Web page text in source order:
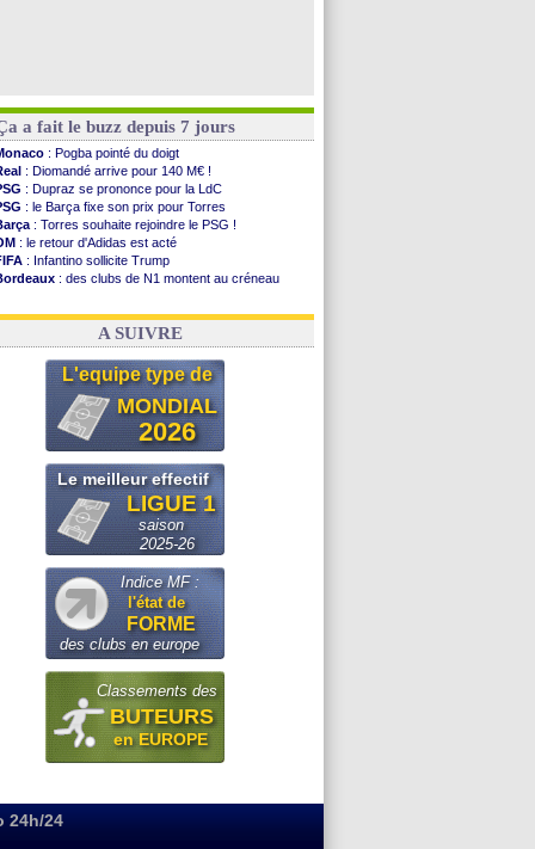
a fait le buzz depuis 7 jours
: Pogba pointé du doigt
: Diomandé arrive pour 140 M€ !
: Dupraz se prononce pour la LdC
: le Barça fixe son prix pour Torres
: Torres souhaite rejoindre le PSG !
: le retour d'Adidas est acté
: Infantino sollicite Trump
: des clubs de N1 montent au créneau
: le démenti de Leipzig pour Diomandé
A SUIVRE
L'equipe type de
MONDIAL
2026
Le meilleur effectif
LIGUE 1
saison
2025-26
Indice MF :
l'état de
FORME
des clubs en europe
Classements des
BUTEURS
en EUROPE
24h/24